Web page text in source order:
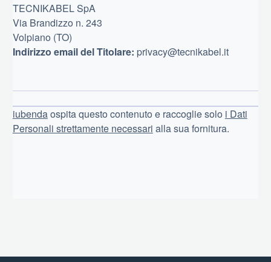
TECNIKABEL SpA
Via Brandizzo n. 243
Volpiano (TO)
Indirizzo email del Titolare: privacy@tecnikabel.it
iubendaospita questo contenuto e raccoglie solo i Dati
Personali strettamente necessari alla sua fornitura.